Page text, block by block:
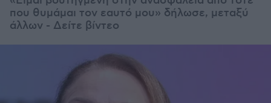
που θυμάμαι τον εαυτό μου» δήλωσε, μεταξύ
άλλων - Δείτε βίντεο